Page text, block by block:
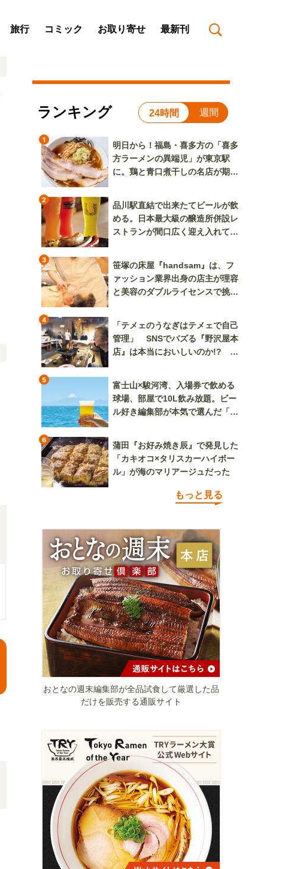
旅行 コミック お取り寄せ 最新刊
ランキング 24時間 週間
1
明日から！福島・喜多方の「喜多
方ラーメンの異端児」が東京駅
に。鶏と青口煮干しの名店が期間
2
品川駅直結で出来たてビールが飲
める。日本最大級の醸造所併設レ
ストランが間口広く迎え入れてく
3
笹塚の床屋『handsam』は、フ
ァッション業界出身の店主が理容
と美容のダブルライセンスで挑む
4
「テメェのうなぎはテメェで自己
管理」 SNSでバズる『野沢屋本
店』は本当においしいのか!? い
5
富士山×駿河湾、入場券で飲める
球場、部屋で10L飲み放題。ビー
ル好き編集部が本気で選んだ「ビ
6
蒲田『お好み焼き辰』で発見した
「カキオコ×タリスカーハイボー
ル」が海のマリアージュだった
もっと見る
おとなの週末編集部が全品試食して厳選した品
だけを販売する通販サイト